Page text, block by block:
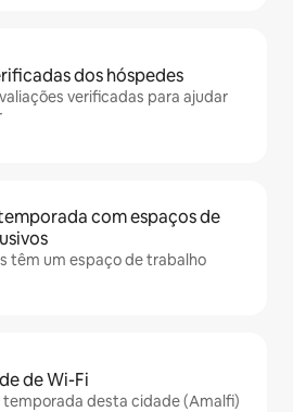
dos hóspedes
verificadas para ajudar
com espaços de
têm um espaço de trabalho
de Wi-Fi
temporada desta cidade (Amalfi)